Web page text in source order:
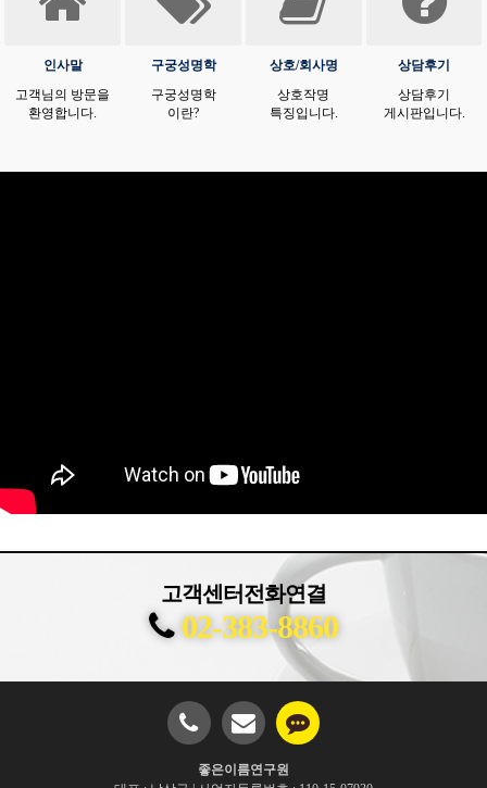
인사말
고객님의 방문을
환영합니다.
구궁성명학
구궁성명학
이란?
상호/회사명
상호작명
특징입니다.
상담후기
상담후기
게시판입니다.
고객센터전화연결
02-383-8860
좋은이름연구원